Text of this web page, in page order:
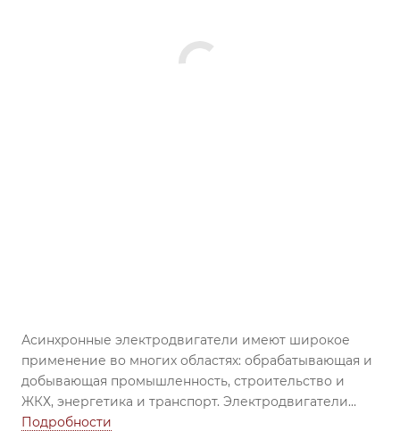
Асинхронные электродвигатели имеют широкое
применение во многих областях: обрабатывающая и
добывающая промышленность, строительство и
ЖКХ, энергетика и транспорт. Электродвигатели
незаменимы при использовании в вентиляторах,
Подробности